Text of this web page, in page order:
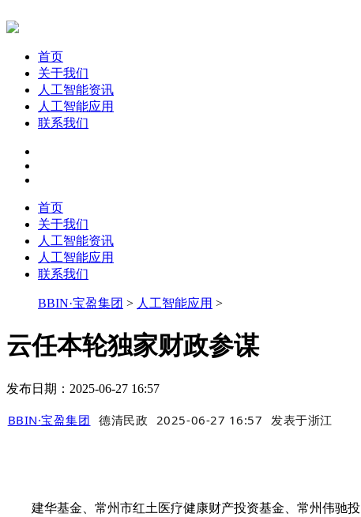
首页
关于我们
人工智能资讯
人工智能应用
联系我们
首页
关于我们
人工智能资讯
人工智能应用
联系我们
BBIN·宝盈集团 > 人工智能应用 >
云任本轮独家财政参谋
发布日期：2025-06-27 16:57
BBIN·宝盈集团 德清民政 2025-06-27 16:57 发表于浙江
建华基金、常州市红土医疗健康财产投资基金、常州伟驰投